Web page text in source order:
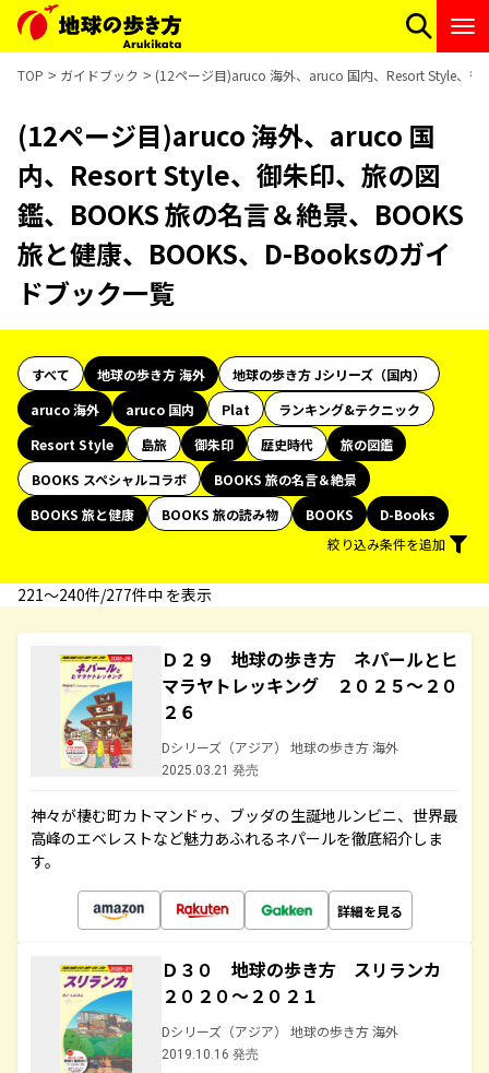
TOP ガイドブック (12ページ目)aruco 海外、aruco 国内、Resort Style、
(12ページ目)aruco 海外、aruco 国
内、Resort Style、御朱印、旅の図
鑑、BOOKS 旅の名言＆絶景、BOOKS
旅と健康、BOOKS、D-Booksのガイ
ドブック一覧
すべて 地球の歩き方 海外
地球の歩き方 Jシリーズ（国内）
aruco 海外
aruco 国内 Plat
ランキング&テクニック
Resort Style
島旅 御朱印 歴史時代
旅の図鑑
BOOKS スペシャルコラボ
BOOKS 旅の名言＆絶景
BOOKS 旅と健康
BOOKS 旅の読み物 BOOKS
D-Books
絞り込み条件を追加
221〜240件/277件中 を表示
Ｄ２９ 地球の歩き方 ネパールとヒ
マラヤトレッキング ２０２５～２０
２６
Dシリーズ（アジア） 地球の歩き方 海外
2025.03.21 発売
神々が棲む町カトマンドゥ、ブッダの生誕地ルンビニ、世界最
高峰のエベレストなど魅力あふれるネパールを徹底紹介しま
す。
詳細を見る
Ｄ３０ 地球の歩き方 スリランカ
２０２０～２０２１
Dシリーズ（アジア） 地球の歩き方 海外
2019.10.16 発売